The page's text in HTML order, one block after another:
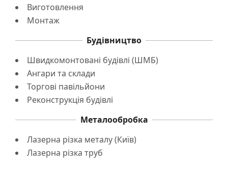
Виготовлення
Монтаж
Будівництво
Швидкомонтовані будівлі (ШМБ)
Ангари та склади
Торгові павільйони
Реконструкція будівлі
Металообробка
Лазерна різка металу (Київ)
Лазерна різка труб